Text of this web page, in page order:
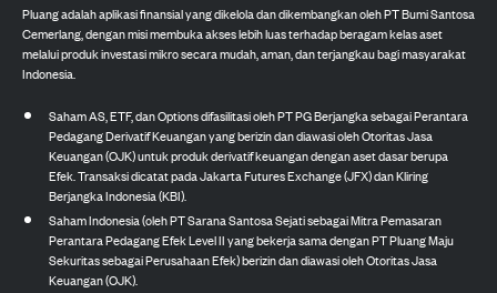
Pluang adalah aplikasi finansial yang dikelola dan dikembangkan oleh PT Bumi Santosa
Cemerlang, dengan misi membuka akses lebih luas terhadap beragam kelas aset
melalui produk investasi mikro secara mudah, aman, dan terjangkau bagi masyarakat
Indonesia.
Saham AS, ETF, dan Options difasilitasi oleh PT PG Berjangka sebagai Perantara
Pedagang Derivatif Keuangan yang berizin dan diawasi oleh Otoritas Jasa
Keuangan (OJK) untuk produk derivatif keuangan dengan aset dasar berupa
Efek. Transaksi dicatat pada Jakarta Futures Exchange (JFX) dan Kliring
Berjangka Indonesia (KBI).
Saham Indonesia (oleh PT Sarana Santosa Sejati sebagai Mitra Pemasaran
Perantara Pedagang Efek Level II yang bekerja sama dengan PT Pluang Maju
Sekuritas sebagai Perusahaan Efek) berizin dan diawasi oleh Otoritas Jasa
Keuangan (OJK).